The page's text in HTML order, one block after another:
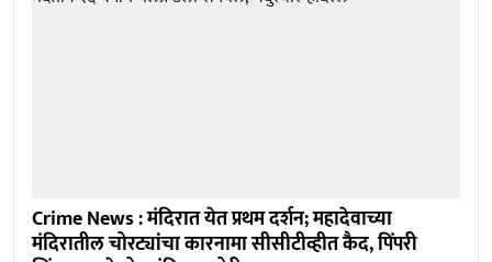
Crime News : मंदिरात येत प्रथम दर्शन; महादेवाच्या
मंदिरातील चोरट्यांचा कारनामा सीसीटीव्हीत कैद, पिंपरी